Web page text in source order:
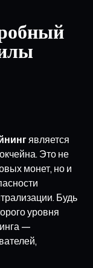
является
Это не
монет, но и
Будь
уровня
—